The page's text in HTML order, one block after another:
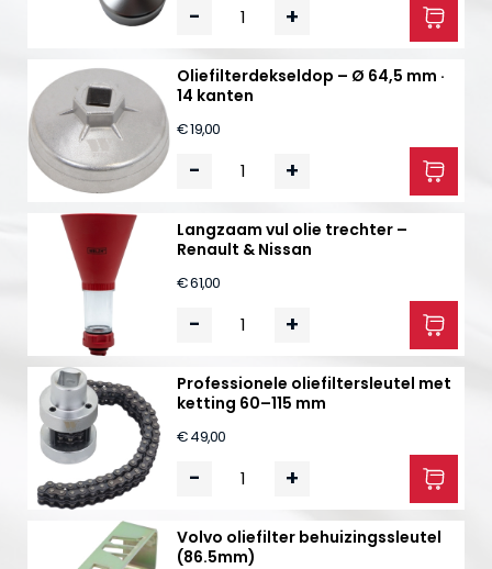
- +
Oliefilterdekseldop – Ø 64,5 mm ·
14 kanten
€ 19,00
- +
Langzaam vul olie trechter –
Renault & Nissan
€ 61,00
- +
Professionele oliefiltersleutel met
ketting 60–115 mm
€ 49,00
- +
Volvo oliefilter behuizingssleutel
(86.5mm)